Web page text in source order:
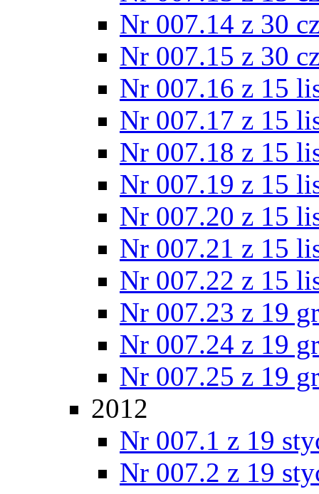
Nr 007.14 z 30
Nr 007.15 z 30
Nr 007.16 z 15
Nr 007.17 z 15
Nr 007.18 z 15
Nr 007.19 z 15
Nr 007.20 z 15
Nr 007.21 z 15
Nr 007.22 z 15
Nr 007.23 z 19
Nr 007.24 z 19
Nr 007.25 z 19
2012
Nr 007.1 z 19
Nr 007.2 z 19